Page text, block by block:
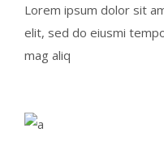
Lorem ipsum dolor sit
elit, sed do eiusmi
mag aliq